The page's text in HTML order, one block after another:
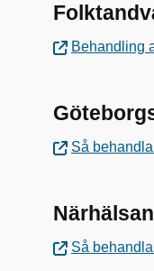
Behandling
Så
Närhälsan
Så